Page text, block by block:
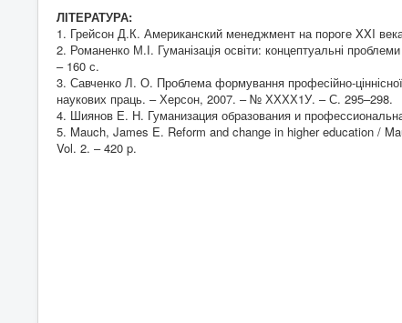
ЛІТЕРАТУРА:
1. Грейсон Д.К. Американский менеджмент на пороге XXI
2. Романенко М.І. Гуманізація освіти: концептуальні
– 160 с.
3. Савченко Л. О. Проблема формування професійно-
наукових праць. – Херсон, 2007. – № ХХХХ1У. – С. 295–298.
4. Шиянов Е. Н. Гуманизация образования и
5. Mauch, James E. Reform and change in higher education /
Vol. 2. – 420 p.